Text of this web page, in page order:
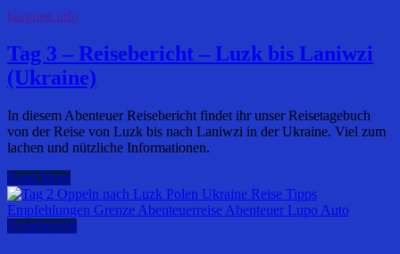
harpune.info
Tag 3 – Reisebericht – Luzk bis Laniwzi
(Ukraine)
In diesem Abenteuer Reisebericht findet ihr unser Reisetagebuch
von der Reise von Luzk bis nach Laniwzi in der Ukraine. Viel zum
lachen und nützliche Informationen.
Read More
Reisebericht